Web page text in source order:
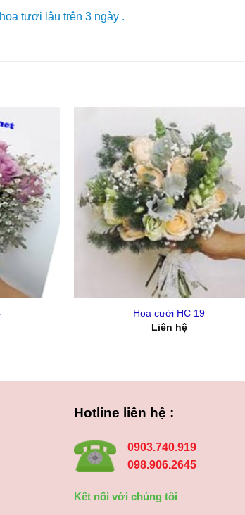
tươi lâu trên 3 ngày .
Yêu
Thich
Hoa cưới HC 19
Liên hệ
Hotline liên hệ :
0903.740.919
098.906.2645
Kết nối với chúng tôi